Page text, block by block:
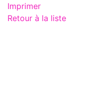
Imprimer
Retour à la liste